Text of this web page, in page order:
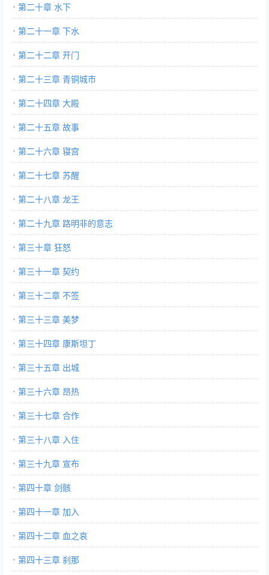
第二十章 水下
第二十一章 下水
第二十二章 开门
第二十三章 青铜城市
第二十四章 大殿
第二十五章 故事
第二十六章 寝宫
第二十七章 苏醒
第二十八章 龙王
第二十九章 路明非的意志
第三十章 狂怒
第三十一章 契约
第三十二章 不签
第三十三章 美梦
第三十四章 康斯坦丁
第三十五章 出城
第三十六章 昂热
第三十七章 合作
第三十八章 入住
第三十九章 宣布
第四十章 剑骸
第四十一章 加入
第四十二章 血之哀
第四十三章 刹那